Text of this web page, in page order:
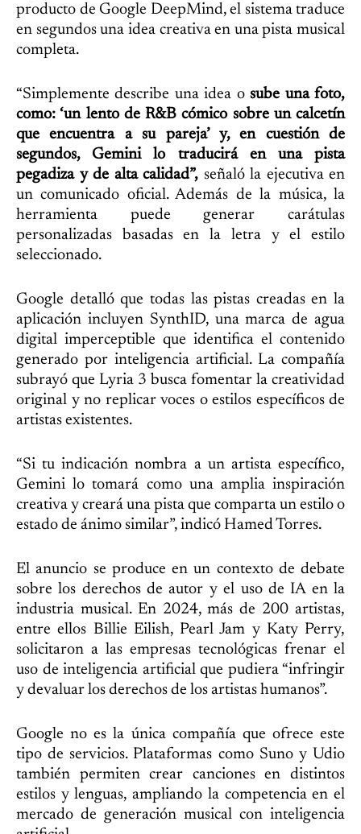
producto de Google DeepMind, el sistema traduce
en segundos una idea creativa en una pista musical
completa.
“Simplemente describe una idea osube una foto,
como: ‘un lento de R&B cómico sobre un calcetín
que encuentra a su pareja’ y, en cuestión de
segundos, Gemini lo traducirá en una pista
pegadiza y de alta calidad”, señaló la ejecutiva en
un comunicado oficial. Además de la música, la
herramienta puede generar carátulas
personalizadas basadas en la letra y el estilo
seleccionado.
Google detalló que todas las pistas creadas en la
aplicación incluyen SynthID, una marca de agua
digital imperceptible que identifica el contenido
generado por inteligencia artificial. La compañía
subrayó que Lyria 3 busca fomentar la creatividad
original y no replicar voces o estilos específicos de
artistas existentes.
“Si tu indicación nombra a un artista específico,
Gemini lo tomará como una amplia inspiración
creativa y creará una pista que comparta un estilo o
estado de ánimo similar”, indicó Hamed Torres.
El anuncio se produce en un contexto de debate
sobre los derechos de autor y el uso de IA en la
industria musical. En 2024, más de 200 artistas,
entre ellos Billie Eilish, Pearl Jam y Katy Perry,
solicitaron a las empresas tecnológicas frenar el
uso de inteligencia artificial que pudiera “infringir
y devaluar los derechos de los artistas humanos”.
Google no es la única compañía que ofrece este
tipo de servicios. Plataformas como Suno y Udio
también permiten crear canciones en distintos
estilos y lenguas, ampliando la competencia en el
mercado de generación musical con inteligencia